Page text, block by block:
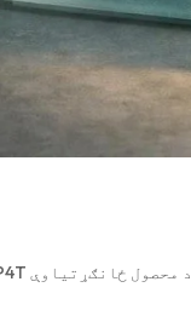
۱TP4T د محصول ځانګړتیاوې